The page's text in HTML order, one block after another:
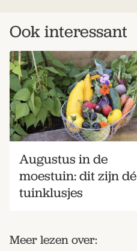
Ook interessant
Augustus in de
moestuin: dit zijn dé
tuinklusjes
Meer lezen over: